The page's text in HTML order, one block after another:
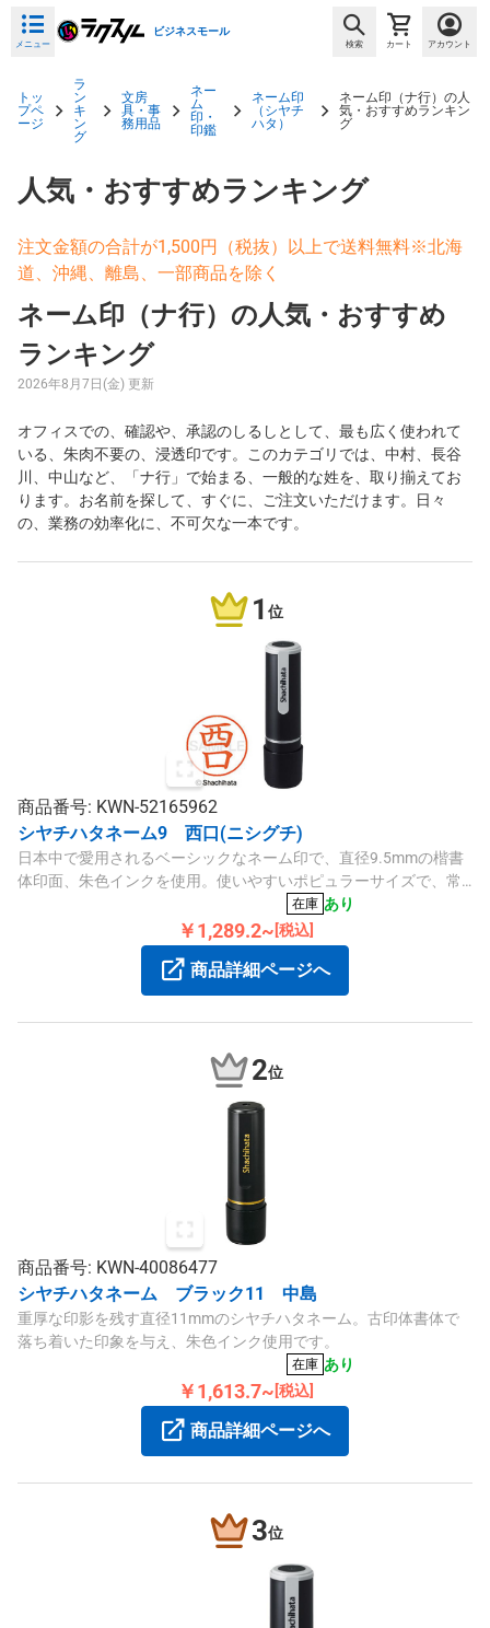
メニュー
ビジネスモール
検索 カート アカウント
トッ
プペ
ージ
ラ
ン
キ
ン
グ
文房
具・事
務用品
ネー
ム
印・
印鑑
ネーム印
（シヤチ
ハタ）
ネーム印（ナ行）の人
気・おすすめランキン
グ
人気・おすすめランキング
注文金額の合計が1,500円（税抜）以上で送料無料※北海
道、沖縄、離島、一部商品を除く
ネーム印（ナ行）の人気・おすすめ
ランキング
2026年8月7日(金) 更新
オフィスでの、確認や、承認のしるしとして、最も広く使われて
いる、朱肉不要の、浸透印です。このカテゴリでは、中村、長谷
川、中山など、「ナ行」で始まる、一般的な姓を、取り揃えてお
ります。お名前を探して、すぐに、ご注文いただけます。日々
の、業務の効率化に、不可欠な一本です。
1 位
商品番号: KWN-52165962
シヤチハタネーム9 西口(ニシグチ)
日本中で愛用されるベーシックなネーム印で、直径9.5mmの楷書
体印面、朱色インクを使用。使いやすいポピュラーサイズで、常
在庫 あり
￥1,289.2~ [税込]
商品詳細ページへ
2位
商品番号: KWN-40086477
シヤチハタネーム ブラック11 中島
重厚な印影を残す直径11mmのシヤチハタネーム。古印体書体で
落ち着いた印象を与え、朱色インク使用です。
在庫 あり
￥1,613.7~ [税込]
商品詳細ページへ
3位